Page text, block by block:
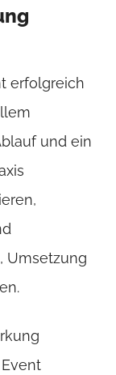
erfolgreich
und ein
Umsetzung